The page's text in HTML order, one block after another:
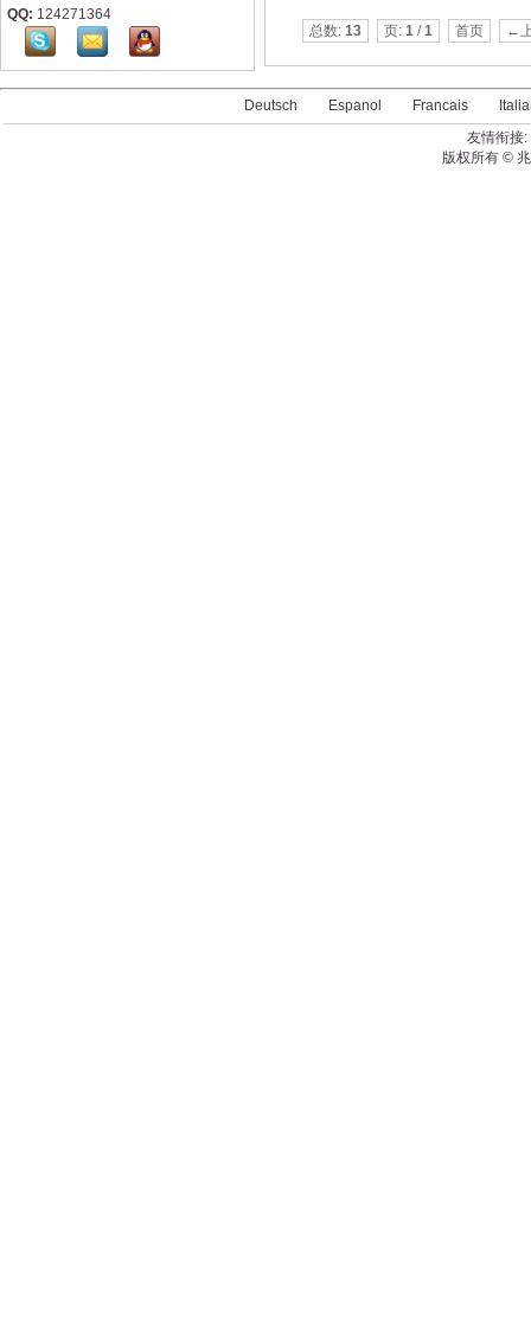
QQ: 124271364
总数: 13 页: 1 /1 首页 ←
Deutsch Espanol Francais
友情衔接:
版权所有 ©